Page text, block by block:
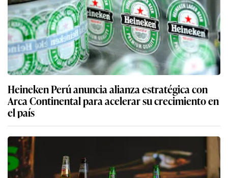
Heineken Perú anuncia alianza estratégica con
Arca Continental para acelerar su crecimiento en
el país